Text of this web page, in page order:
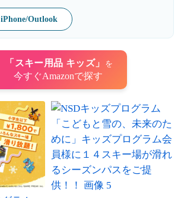
iPhone/Outlook
「スキー用品 キッズ」 を
今すぐAmazonで探す